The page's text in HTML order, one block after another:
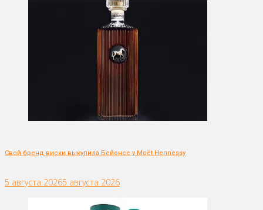
Свой бренд виски выкупила Бейонсе у Moët Hennessy
5 августа 20265 августа 2026